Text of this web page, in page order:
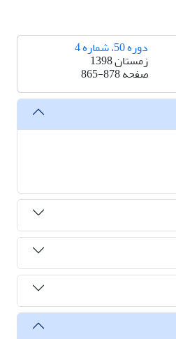
دوره 50، شماره 4
زمستان 1398
صفحه865-878